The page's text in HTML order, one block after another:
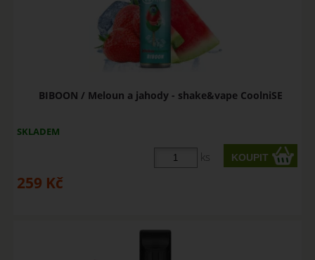
BIBOON / Meloun a jahody - shake&vape CoolniSE
SKLADEM
ks
259 Kč